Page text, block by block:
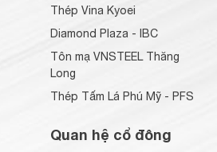
Thép Vina Kyoei
Diamond Plaza - IBC
Tôn mạ VNSTEEL Thăng
Long
Thép Tấm Lá Phú Mỹ - PFS
Quan hệ cổ đông